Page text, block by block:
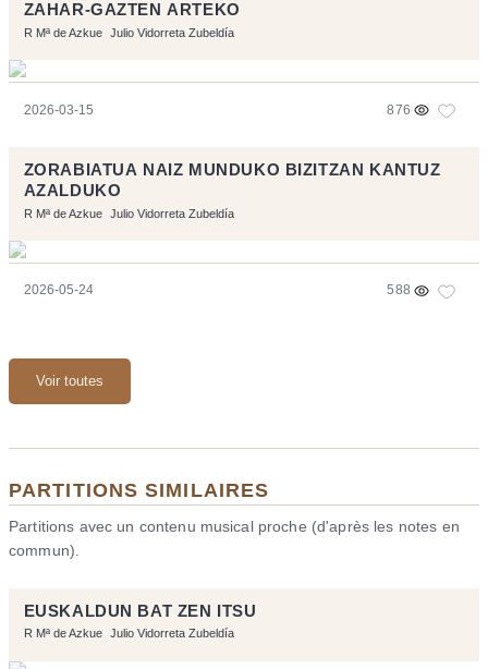
ZAHAR-GAZTEN ARTEKO
R Mª de Azkue Julio Vidorreta Zubeldía
2026-03-15 876
ZORABIATUA NAIZ MUNDUKO BIZITZAN KANTUZ
AZALDUKO
R Mª de Azkue Julio Vidorreta Zubeldía
2026-05-24 588
Voir toutes
PARTITIONS SIMILAIRES
Partitions avec un contenu musical proche (d'après les notes en
commun).
EUSKALDUN BAT ZEN ITSU
R Mª de Azkue Julio Vidorreta Zubeldía